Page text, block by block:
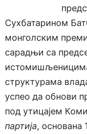
Сухбатарином
монголским
сарадњи са
структурама
успео да обнови
под утицајем
партија, основана